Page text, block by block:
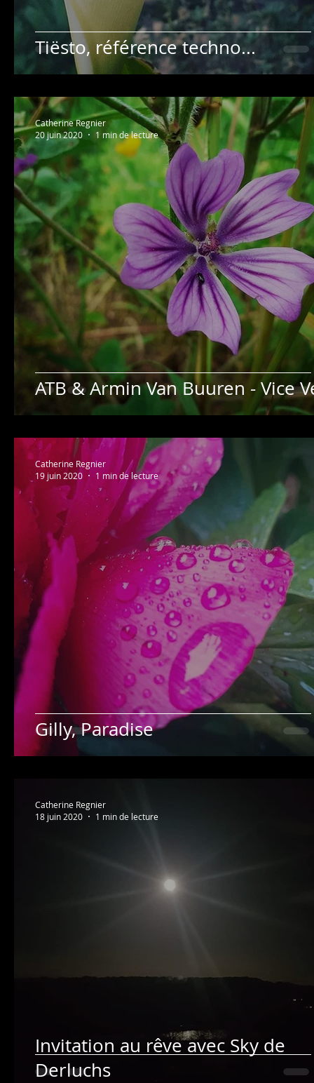
Tiësto, référence techno...
ATB & Armin Van Buuren - Vice
Catherine Regnier
20 juin 2020
1 min de lecture
Gilly, Paradise
Catherine Regnier
19 juin 2020
1 min de lecture
Invitation au rêve avec Sky de
Derluchs
Catherine Regnier
18 juin 2020
1 min de lecture